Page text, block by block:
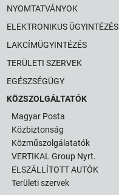
NYOMTATVÁNYOK
ELEKTRONIKUS ÜGYINTÉZÉS
LAKCÍMÜGYINTÉZÉS
TERÜLETI SZERVEK
EGÉSZSÉGÜGY
KÖZSZOLGÁLTATÓK
Magyar Posta
Közbiztonság
Közműszolgálatatók
VERTIKAL Group Nyrt.
ELSZÁLLÍTOTT AUTÓK
Területi szervek